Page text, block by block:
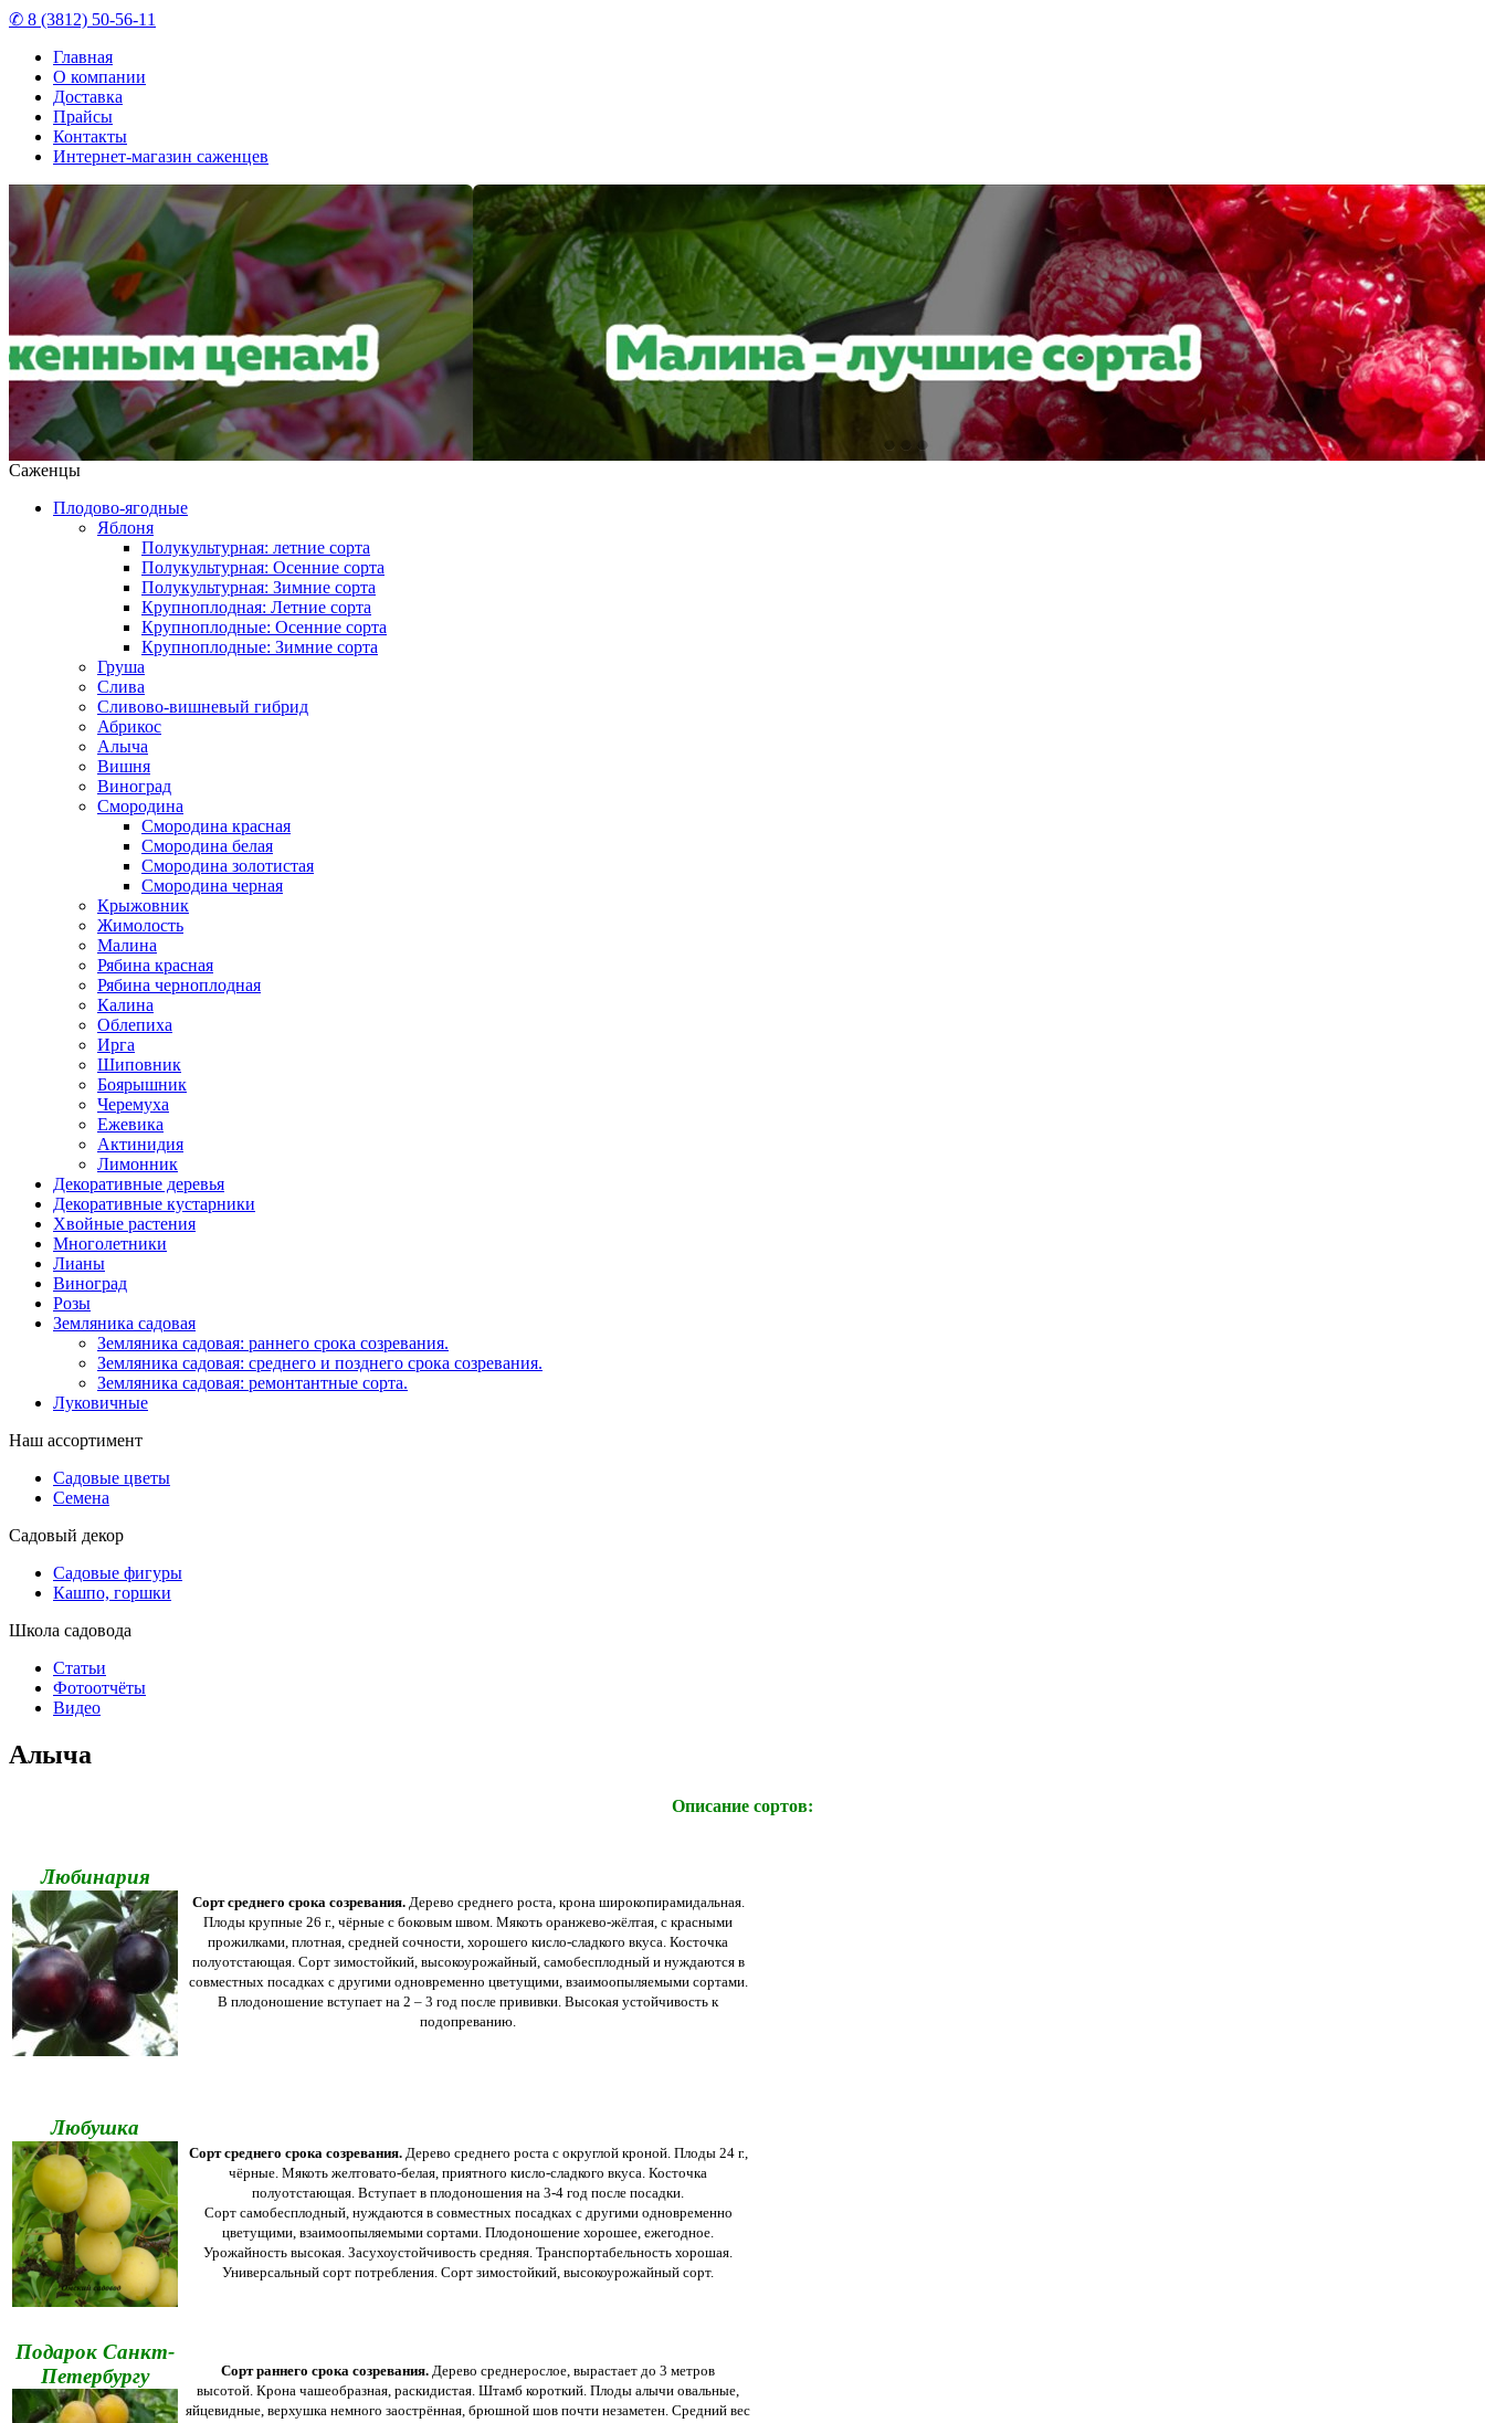
✆ 8 (3812) 50-56-11
Главная
О компании
Доставка
Прайсы
Контакты
Интернет-магазин саженцев
Саженцы
Плодово-ягодные
Яблоня
Полукультурная: летние сорта
Полукультурная: Осенние сорта
Полукультурная: Зимние сорта
Крупноплодная: Летние сорта
Крупноплодные: Осенние сорта
Крупноплодные: Зимние сорта
Груша
Слива
Сливово-вишневый гибрид
Абрикос
Алыча
Вишня
Виноград
Смородина
Смородина красная
Смородина белая
Смородина золотистая
Смородина черная
Крыжовник
Жимолость
Малина
Рябина красная
Рябина черноплодная
Калина
Облепиха
Ирга
Шиповник
Боярышник
Черемуха
Ежевика
Актинидия
Лимонник
Декоративные деревья
Декоративные кустарники
Хвойные растения
Многолетники
Лианы
Виноград
Розы
Земляника садовая
Земляника садовая: раннего срока созревания.
Земляника садовая: среднего и позднего срока созревания.
Земляника садовая: ремонтантные сорта.
Луковичные
Наш ассортимент
Садовые цветы
Семена
Садовый декор
Садовые фигуры
Кашпо, горшки
Школа садовода
Статьи
Фотоотчёты
Видео
Алыча
Описание сортов:
Любинария
Сорт среднего срока созревания. Дерево среднего роста, крона широкопирамидальная.
Плоды крупные 26 г., чёрные с боковым швом. Мякоть оранжево-жёлтая, с красными
прожилками, плотная, средней сочности, хорошего кисло-сладкого вкуса. Косточка
полуотстающая. Сорт зимостойкий, высокоурожайный, самобесплодный и нуждаются в
совместных посадках с другими одновременно цветущими, взаимоопыляемыми сортами.
В плодоношение вступает на 2 – 3 год после прививки. Высокая устойчивость к
подопреванию.
Любушка
Сорт среднего срока созревания. Дерево среднего роста с округлой кроной. Плоды 24 г.,
чёрные. Мякоть желтовато-белая, приятного кисло-сладкого вкуса. Косточка
полуотстающая. Вступает в плодоношения на 3-4 год после посадки.
Сорт самобесплодный, нуждаются в совместных посадках с другими одновременно
цветущими, взаимоопыляемыми сортами. Плодоношение хорошее, ежегодное.
Урожайность высокая. Засухоустойчивость средняя. Транспортабельность хорошая.
Универсальный сорт потребления. Сорт зимостойкий, высокоурожайный сорт.
Подарок Санкт-
Петербургу
Сорт раннего срока созревания. Дерево среднерослое, вырастает до 3 метров
высотой. Крона чашеобразная, раскидистая. Штамб короткий. Плоды алычи овальные,
яйцевидные, верхушка немного заострённая, брюшной шов почти незаметен. Средний вес